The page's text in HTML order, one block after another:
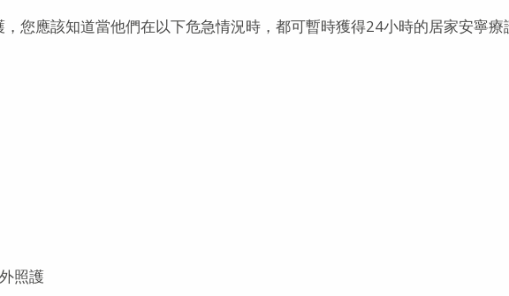
您應該知道當他們在以下危急情況時，都可暫時獲得24小時的居家安寧療
照護